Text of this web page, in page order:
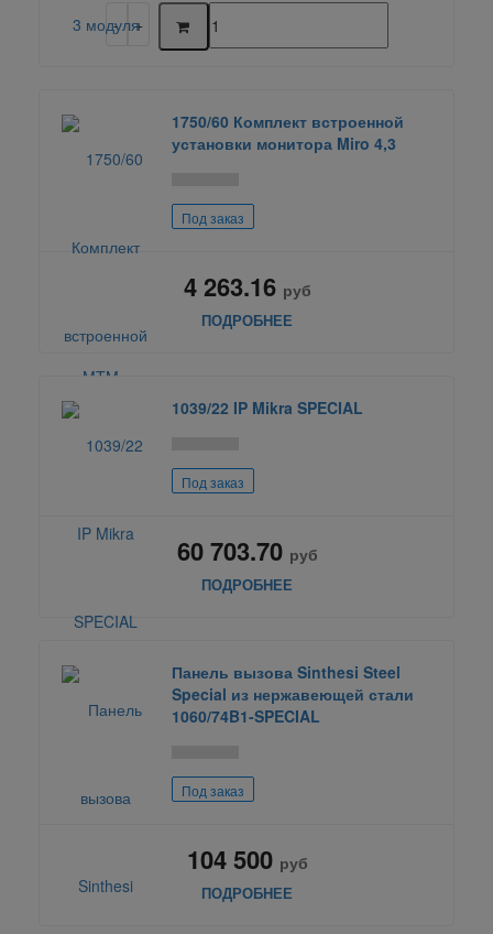
1750/60 Комплект встроенной
установки монитора Miro 4,3
Под заказ
4 263.16 руб
ПОДРОБНЕЕ
1039/22 IP Mikra SPECIAL
Под заказ
60 703.70 руб
ПОДРОБНЕЕ
Панель вызова Sinthesi Steel
Special из нержавеющей стали
1060/74B1-SPECIAL
Под заказ
104 500 руб
ПОДРОБНЕЕ